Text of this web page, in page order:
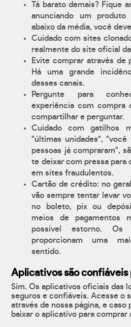
Tá barato demais? Fique
anunciando um
abaixo da média, você
Cuidado com sites
realmente do site oficial
Evite comprar através de
Há uma grande
desses canais.
Pergunte para
experiência com compra
compartilhar e perguntar.
Cuidado com gatilhos
"últimas unidades",
pessoas já compraram",
te deixar com pressa para
em sites fraudulentos.
Cartão de crédito: no
vão sempre tentar levar
no boleto, pix ou
meios de pagamentos
possível estorno.
proporcionam uma
sentido.
Aplicativos são confiáveis
Sim. Os aplicativos oficiais das
seguros e confiáveis. Acesse o
através de nossa página, e caso
baixar o aplicativo para comprar